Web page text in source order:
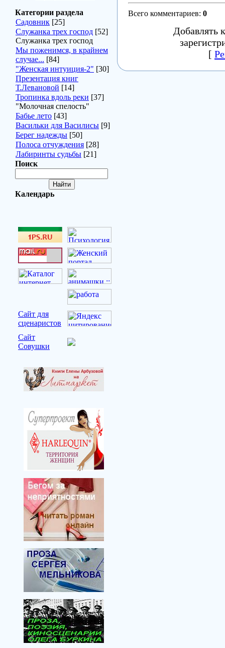
Категории раздела
Садовник [25]
Служанка трех господ [52]
Служанка трех господ
Мы поженимся, в крайнем
случае... [84]
"Женская интуиция-2" [30]
Презентация книг
Т.Левановой [14]
Тропинка вдоль реки [37]
"Молочная спелость"
Бабье лето [43]
Васильки для Василисы [9]
Берег надежды [50]
Полоса отчуждения [28]
Лабиринты судьбы [21]
Поиск
Календарь
Сайт для
сценаристов
Сайт
Совушки
Всего комментариев: 0
Добавлять
[